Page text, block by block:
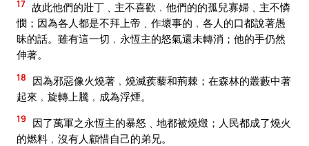
17 故此他們的壯丁﹑主不喜歡﹐他們的的孤兒寡婦﹑主不憐
憫；因為各人都是不拜上帝﹑作壞事的﹐各人的口都說著愚
昧的話。雖有這一切﹐永恆主的怒氣還未轉消；他的手仍然
伸著。
18
因為邪惡像火燒著﹐燒滅蒺藜和荊棘；在森林的叢藪中著
起來﹐旋轉上騰﹐成為浮煙。
19
因了萬軍之永恆主的暴怒﹑地都被燒燬；人民都成了燒火
的燃料﹐沒有人顧惜自己的弟兄。